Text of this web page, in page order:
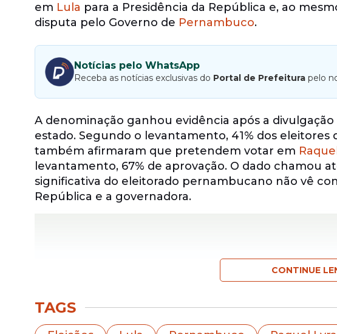
em Lula para a Presidência da República e, ao
disputa pelo Governo de Pernambuco.
Notícias pelo WhatsApp
Receba as notícias exclusivas do Portal de Prefeitura pelo
A denominação ganhou evidência após a
estado. Segundo o levantamento, 41% dos
também afirmaram que pretendem votar em
levantamento, 67% de aprovação. O dado chamou
significativa do eleitorado pernambucano não vê
República e a governadora.
CONTINUE
TAGS